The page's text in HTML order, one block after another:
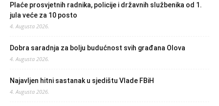
Plaće prosvjetnih radnika, policije i državnih službenika od 1.
jula veće za 10 posto
4. Augusta 2026.
Dobra saradnja za bolju budućnost svih građana Olova
4. Augusta 2026.
Najavljen hitni sastanak u sjedištu Vlade FBiH
4. Augusta 2026.